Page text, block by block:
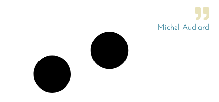
Michel Audiard